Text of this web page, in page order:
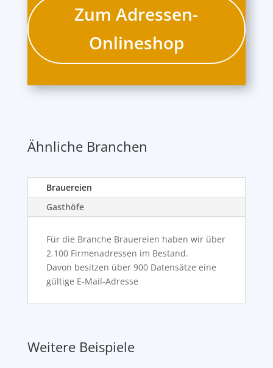
Zum Adressen-
Onlineshop
Ähnliche Branchen
Brauereien
Gasthöfe
Für die Branche Brauereien haben wir über
2.100 Firmenadressen im Bestand.
Davon besitzen über 900 Datensätze eine
gültige E-Mail-Adresse
Weitere Beispiele